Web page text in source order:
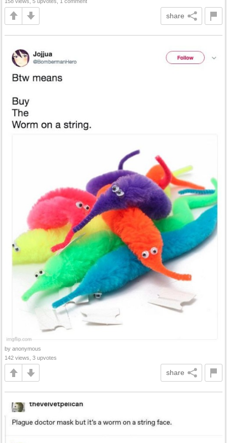
share
by anonymous
142 views, 3 upvotes
share